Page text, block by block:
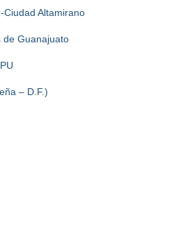
Ciudad Altamirano
de Guanajuato
– D.F.)